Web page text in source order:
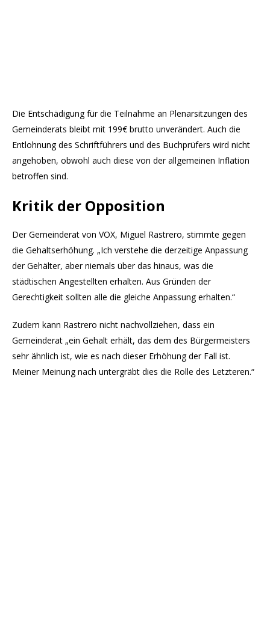
Die Entschädigung für die Teilnahme an Plenarsitzungen des
Gemeinderats bleibt mit 199€ brutto unverändert. Auch die
Entlohnung des Schriftführers und des Buchprüfers wird nicht
angehoben, obwohl auch diese von der allgemeinen Inflation
betroffen sind.
Kritik der Opposition
Der Gemeinderat von VOX, Miguel Rastrero, stimmte gegen
die Gehaltserhöhung. „Ich verstehe die derzeitige Anpassung
der Gehälter, aber niemals über das hinaus, was die
städtischen Angestellten erhalten. Aus Gründen der
Gerechtigkeit sollten alle die gleiche Anpassung erhalten.“
Zudem kann Rastrero nicht nachvollziehen, dass ein
Gemeinderat „ein Gehalt erhält, das dem des Bürgermeisters
sehr ähnlich ist, wie es nach dieser Erhöhung der Fall ist.
Meiner Meinung nach untergräbt dies die Rolle des Letzteren.“